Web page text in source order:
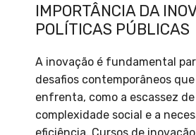
IMPORTÂNCIA DA
POLÍTICAS PÚBLICAS
A inovação é fundamental
desafios contemporâneos
enfrenta, como a escassez
complexidade social e a